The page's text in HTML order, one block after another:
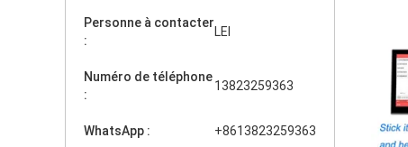
Personne à contacter
:
LEI
Numéro de téléphone
:
13823259363
WhatsApp : +8613823259363